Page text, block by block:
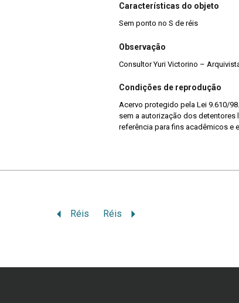
Características do objeto
Sem ponto no S de réis
Observação
Consultor Yuri Victorino –
Condições de reprodução
Acervo protegido pela Lei 9.610/
sem a autorização dos
referência para fins acadêmicos e
Réis Réis